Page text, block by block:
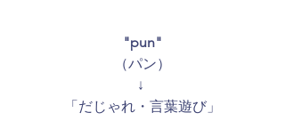
"pun"
（パン）
↓
「だじゃれ・言葉遊び」